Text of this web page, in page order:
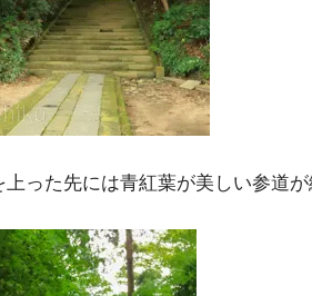
上った先には青紅葉が美しい参道が